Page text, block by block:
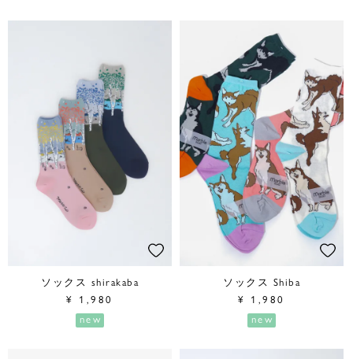
ソックス shirakaba
¥
1,980
new
ソックス Shiba
¥
1,980
new